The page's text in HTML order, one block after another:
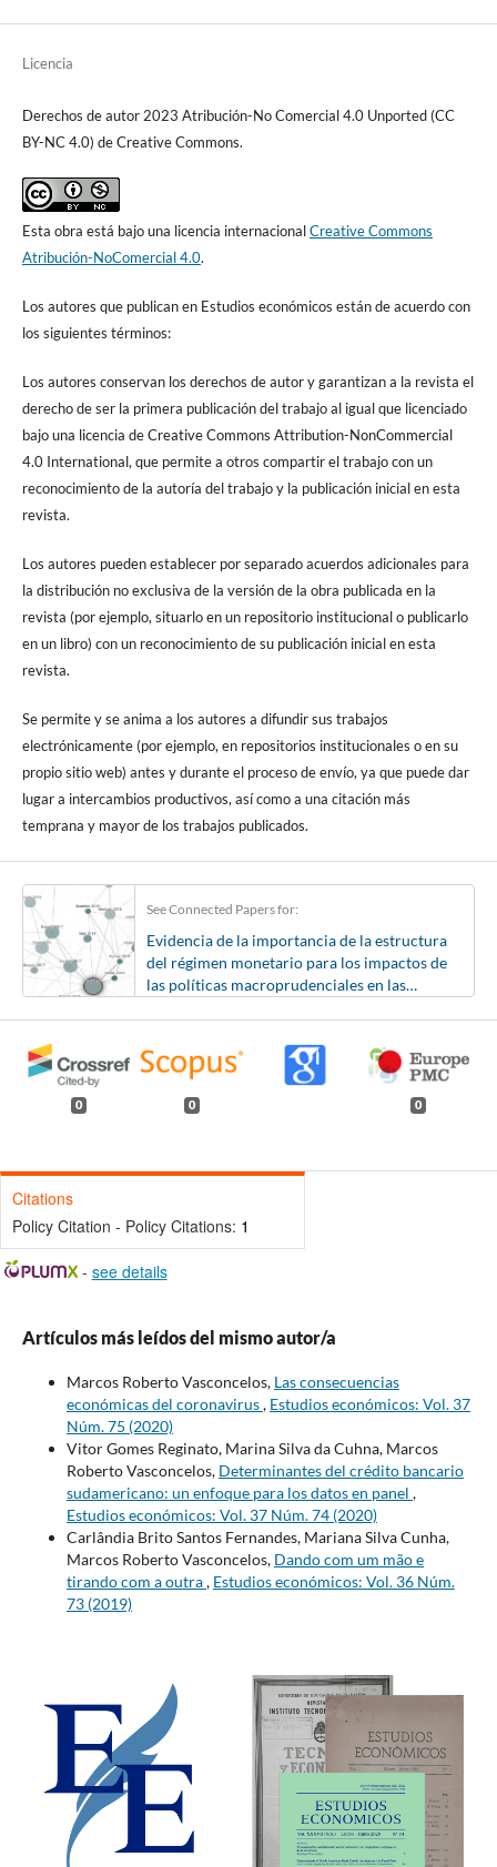
Licencia
Derechos de autor 2023 Atribución-No Comercial 4.0 Unported (CC
BY-NC 4.0) de Creative Commons.
Esta obra está bajo una licencia internacionalCreative Commons
Atribución-NoComercial 4.0.
Los autores que publican en Estudios económicos están de acuerdo con
los siguientes términos:
Los autores conservan los derechos de autor y garantizan a la revista el
derecho de ser la primera publicación del trabajo al igual que licenciado
bajo una licencia de Creative Commons Attribution-NonCommercial
4.0 International, que permite a otros compartir el trabajo con un
reconocimiento de la autoría del trabajo y la publicación inicial en esta
revista.
Los autores pueden establecer por separado acuerdos adicionales para
la distribución no exclusiva de la versión de la obra publicada en la
revista (por ejemplo, situarlo en un repositorio institucional o publicarlo
en un libro) con un reconocimiento de su publicación inicial en esta
revista.
Se permite y se anima a los autores a difundir sus trabajos
electrónicamente (por ejemplo, en repositorios institucionales o en su
propio sitio web) antes y durante el proceso de envío, ya que puede dar
lugar a intercambios productivos, así como a una citación más
temprana y mayor de los trabajos publicados.
See Connected Papers for:
Evidencia de la importancia de la estructura
del régimen monetario para los impactos de
las políticas macroprudenciales en las
0 0 0
Citations
Policy Citation - Policy Citations: 1
- see details
Artículos más leídos del mismo autor/a
Marcos Roberto Vasconcelos, Las consecuencias
económicas del coronavirus, Estudios económicos: Vol. 37
Núm. 75 (2020)
Vitor Gomes Reginato, Marina Silva da Cuhna, Marcos
Roberto Vasconcelos, Determinantes del crédito bancario
sudamericano: un enfoque para los datos en panel ,
Estudios económicos: Vol. 37 Núm. 74 (2020)
Carlândia Brito Santos Fernandes, Mariana Silva Cunha,
Marcos Roberto Vasconcelos, Dando com um mão e
tirando com a outra, Estudios económicos: Vol. 36 Núm.
73 (2019)